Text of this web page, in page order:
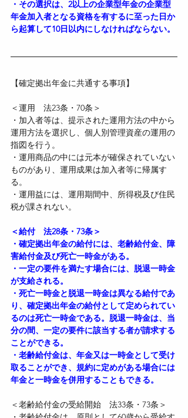
・その選択は、2以上の企業型年金の企業型
年金加入者となる資格を有するに至った日か
ら起算して10日以内にしなければならない。
【確定拠出年金に共通する事項】
＜運用　法23条・70条＞
・加入者等は、提示された運用方法の中から
運用方法を選択し、個人別管理資産の運用の
指図を行う。
・運用商品の中には元本が確保されていない
ものがあり、運用成果は加入者等に帰属す
る。
・運用益には、運用期間中、所得税及び住民
税が課されない。
＜給付　法28条・73条＞
・確定拠出年金の給付には、老齢給付金、障
害給付金及び死亡一時金がある。
・一定の要件を満たす場合には、脱退一時金
が支給される。
・死亡一時金と脱退一時金は異なる給付であ
り、確定拠出年金の給付として定められてい
るのは死亡一時金である。脱退一時金は、当
分の間、一定の要件に該当する者が請求する
ことができる。
・老齢給付金は、年金又は一時金として受け
取ることができ、規約に定めがある場合には
年金と一時金を併用することもできる。
＜老齢給付金の受給開始　法33条・73条＞